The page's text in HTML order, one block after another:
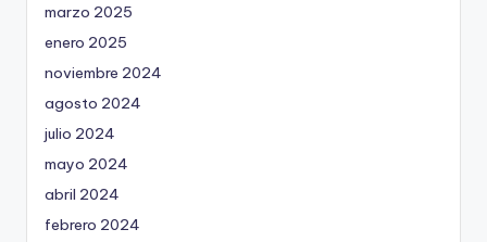
marzo 2025
enero 2025
noviembre 2024
agosto 2024
julio 2024
mayo 2024
abril 2024
febrero 2024